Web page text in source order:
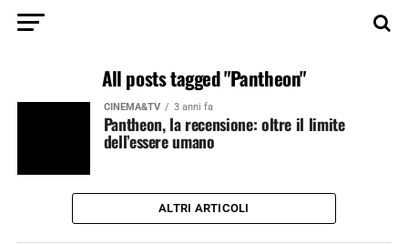
All posts tagged "Pantheon"
CINEMA&TV 3 anni fa
Pantheon, la recensione: oltre il limite
dell’essere umano
ALTRI ARTICOLI